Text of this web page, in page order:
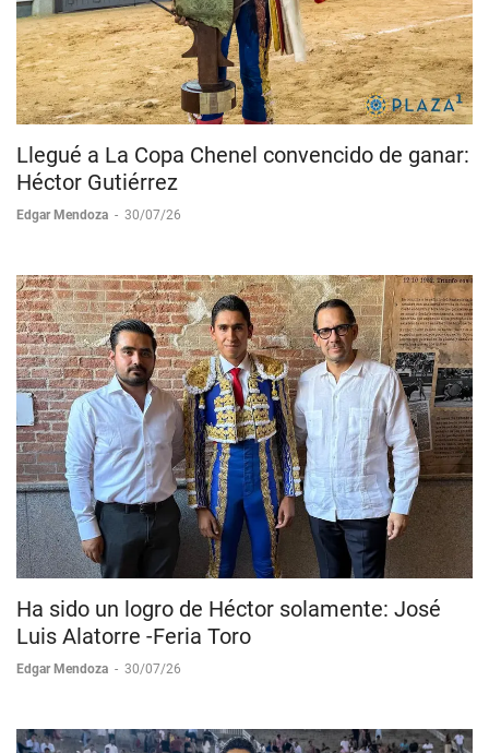
Llegué a La Copa Chenel convencido de ganar:
Héctor Gutiérrez
Edgar Mendoza - 30/07/26
Ha sido un logro de Héctor solamente: José
Luis Alatorre -Feria Toro
Edgar Mendoza - 30/07/26